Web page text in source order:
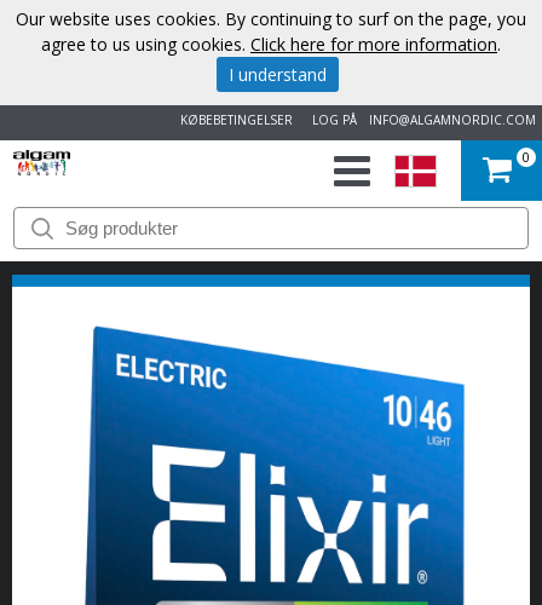
INFO@ALGAMNORDIC.COM
LOG PÅ
KØBEBETINGELSER
START
VAREMÆRKER
NYHEDER
KONTAKT
0
Our website uses cookies. By continuing to surf on the page, you
agree to us using cookies. Click here for more information.
I understand